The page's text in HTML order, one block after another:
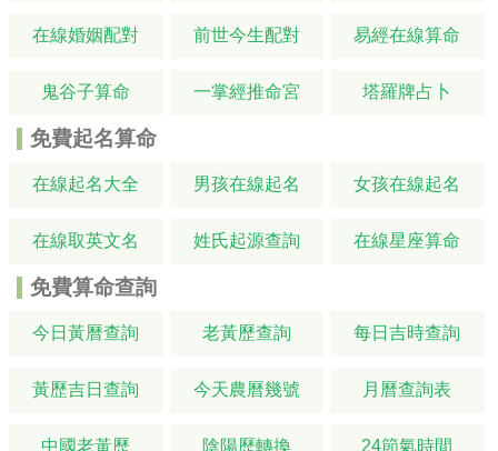
在線婚姻配對 前世今生配對 易經在線算命
鬼谷子算命 一掌經推命宮 塔羅牌占卜
免費起名算命
在線起名大全 男孩在線起名 女孩在線起名
在線取英文名 姓氏起源查詢 在線星座算命
免費算命查詢
今日黃曆查詢 老黃歷查詢 每日吉時查詢
黃歷吉日查詢 今天農曆幾號 月曆查詢表
中國老黃歷 陰陽歷轉換 24節氣時間